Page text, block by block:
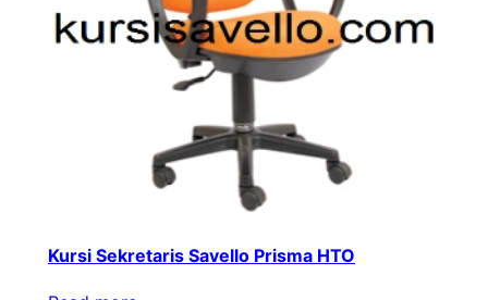
Kursi Sekretaris Savello Prisma HTO